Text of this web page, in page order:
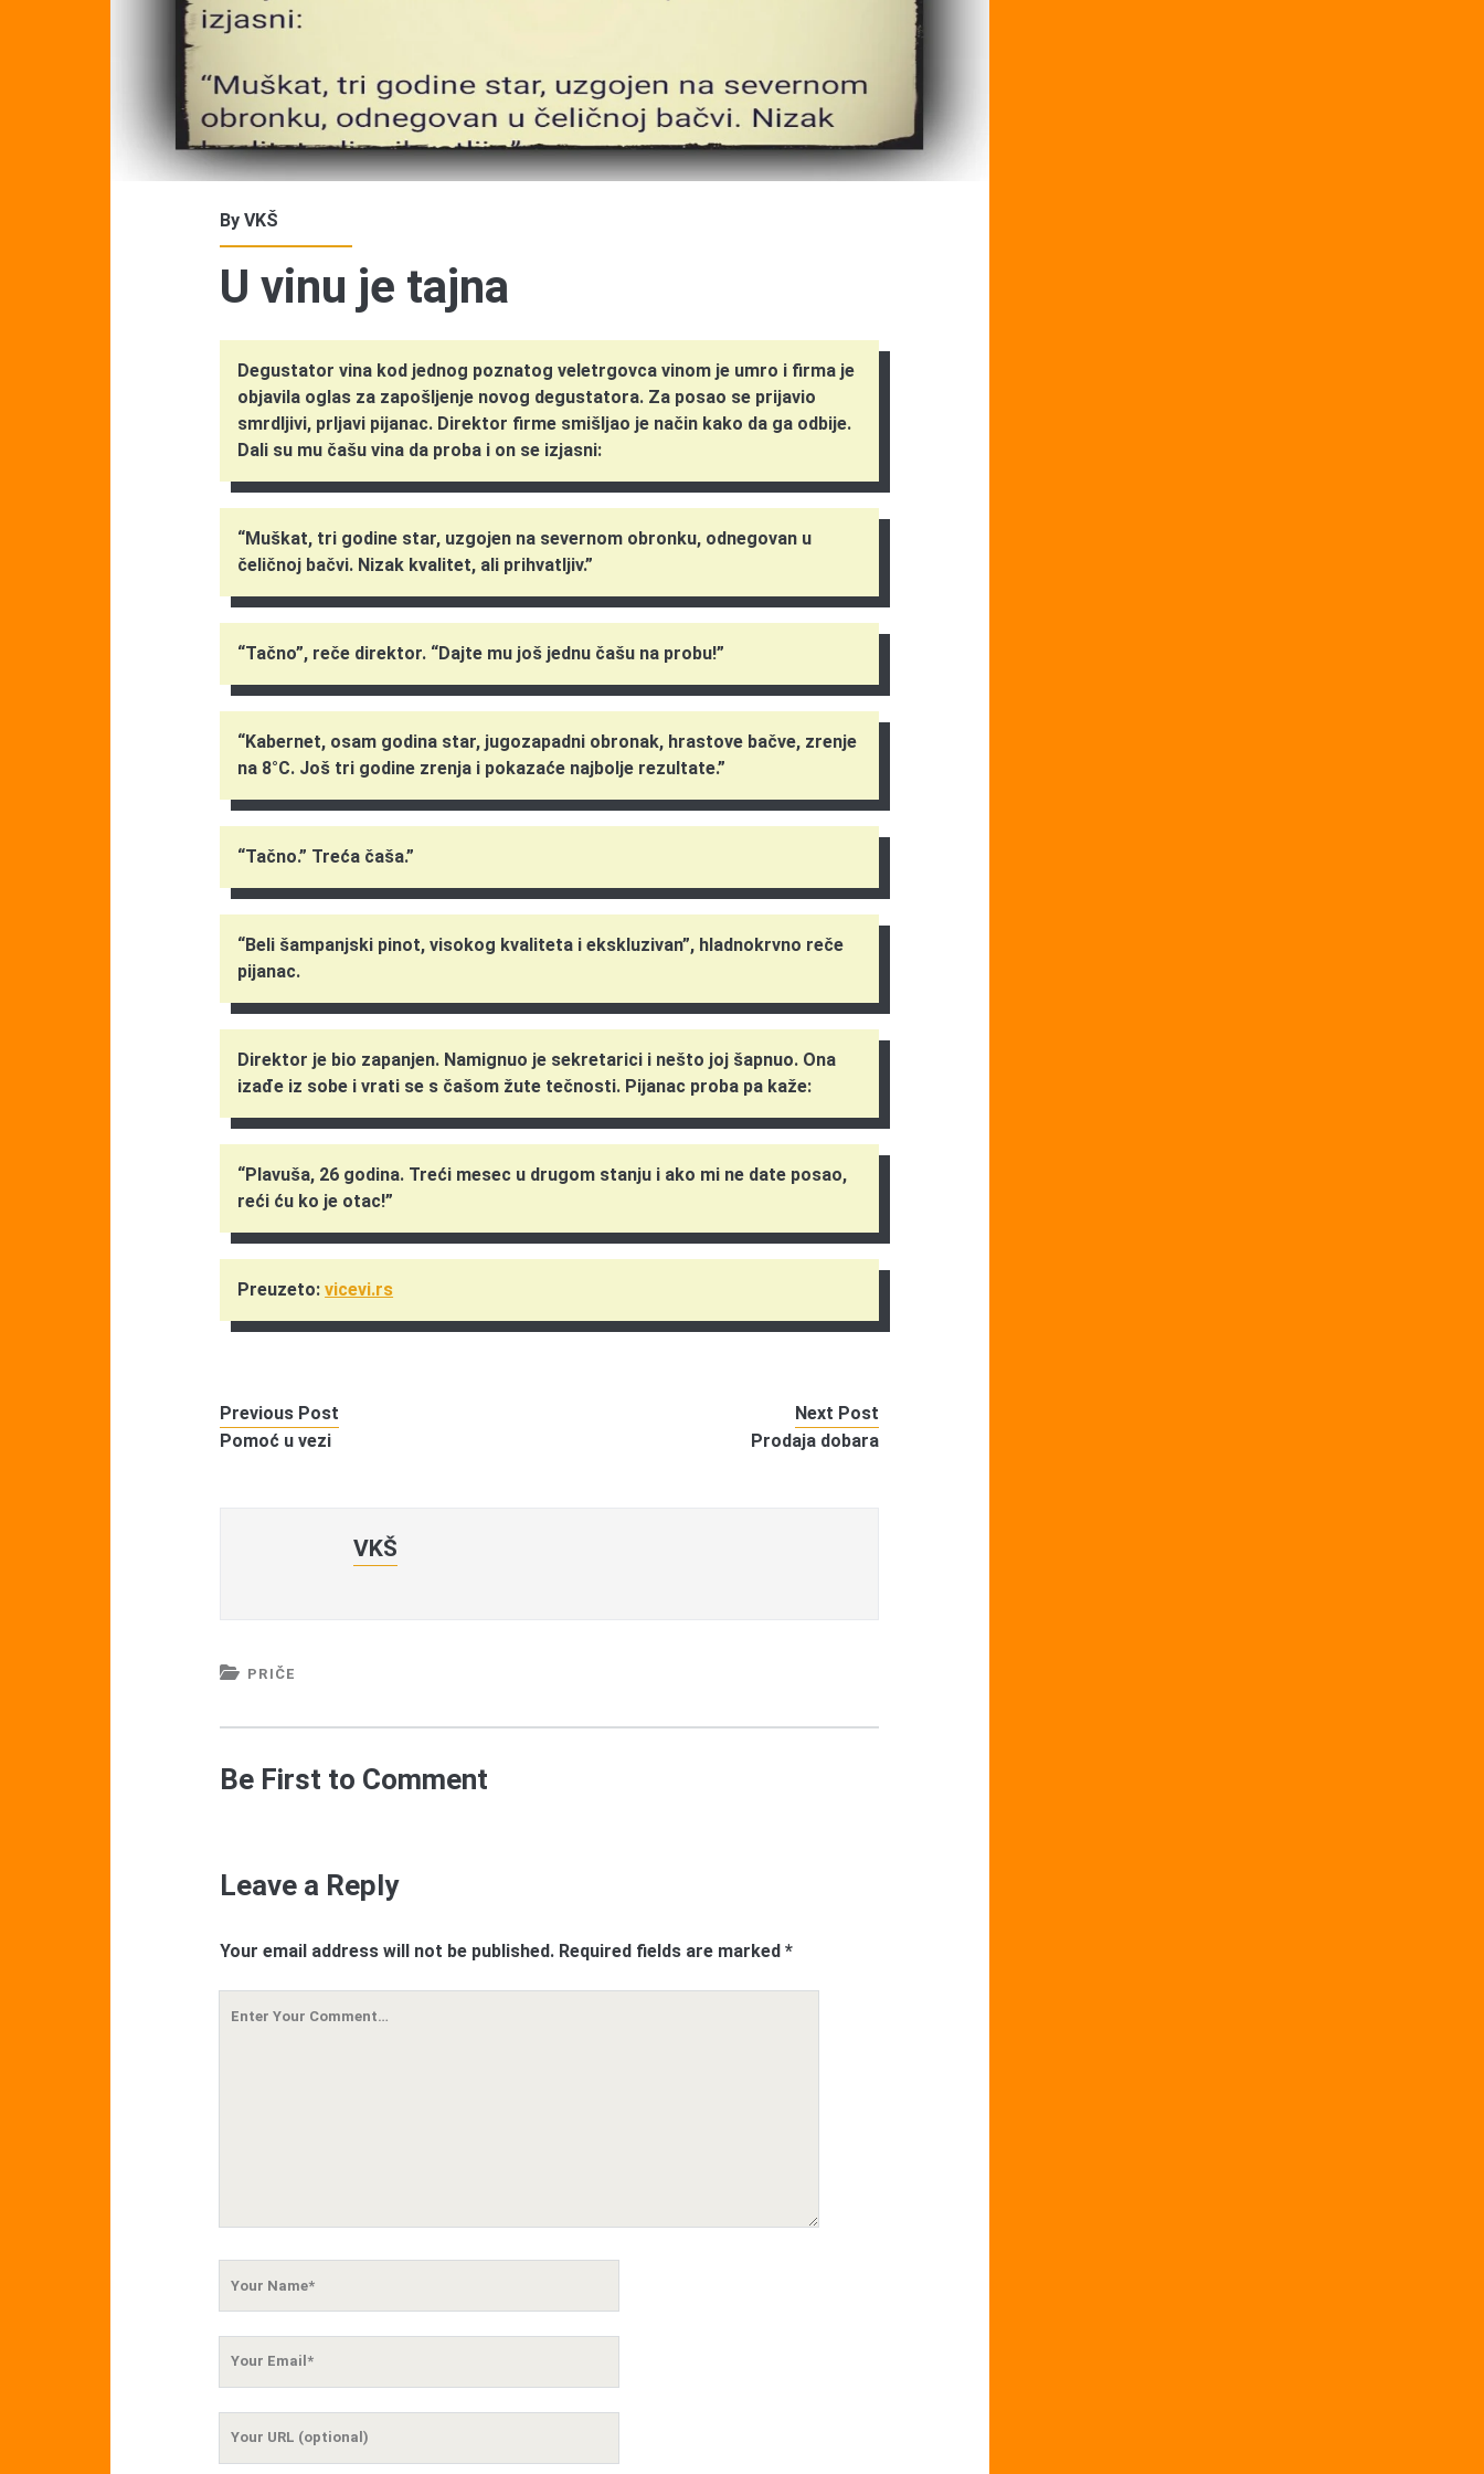
ByVKŠ
U vinu je tajna
Degustator vina kod jednog poznatog veletrgovca vinom je umro i firma je
objavila oglas za zapošljenje novog degustatora. Za posao se prijavio
smrdljivi, prljavi pijanac. Direktor firme smišljao je način kako da ga odbije.
Dali su mu čašu vina da proba i on se izjasni:
“Muškat, tri godine star, uzgojen na severnom obronku, odnegovan u
čeličnoj bačvi. Nizak kvalitet, ali prihvatljiv.”
“Tačno”, reče direktor. “Dajte mu još jednu čašu na probu!”
“Kabernet, osam godina star, jugozapadni obronak, hrastove bačve, zrenje
na 8°C. Još tri godine zrenja i pokazaće najbolje rezultate.”
“Tačno.” Treća čaša.”
“Beli šampanjski pinot, visokog kvaliteta i ekskluzivan”, hladnokrvno reče
pijanac.
Direktor je bio zapanjen. Namignuo je sekretarici i nešto joj šapnuo. Ona
izađe iz sobe i vrati se s čašom žute tečnosti. Pijanac proba pa kaže:
“Plavuša, 26 godina. Treći mesec u drugom stanju i ako mi ne date posao,
reći ću ko je otac!”
Preuzeto:vicevi.rs
Previous Post
Pomoć u vezi
Next Post
Prodaja dobara
VKŠ
PRIČE
Be First to Comment
Leave a Reply
Your email address will not be published. Required fields are marked*